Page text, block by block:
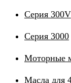
Серия 300V
Серия 3000
Моторные
Масла для